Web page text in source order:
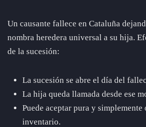
Un causante fallece en Cataluña
nombra heredera universal a su hija.
de la sucesión:
La sucesión se abre el día del
La hija queda llamada desde ese
Puede aceptar pura y simplemente
inventario.